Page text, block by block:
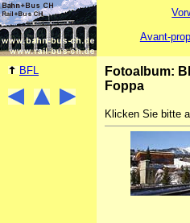
Avant-
BFL Fotoalbum:
Foppa
Klicken Sie bitte